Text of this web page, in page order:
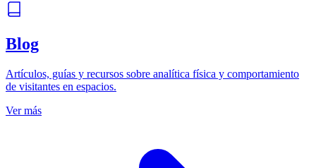
Blog
Artículos, guías y recursos sobre analítica física y comportamiento
de visitantes en espacios.
Ver más